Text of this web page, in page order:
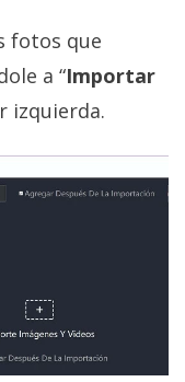
fotos que
a “Importar
izquierda.